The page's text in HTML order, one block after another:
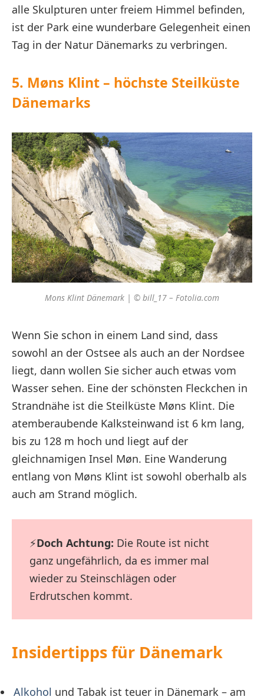
alle Skulpturen unter freiem Himmel befinden,
ist der Park eine wunderbare Gelegenheit einen
Tag in der Natur Dänemarks zu verbringen.
5. Møns Klint – höchste Steilküste
Dänemarks
Mons Klint Dänemark | © bill_17 – Fotolia.com
Wenn Sie schon in einem Land sind, dass
sowohl an der Ostsee als auch an der Nordsee
liegt, dann wollen Sie sicher auch etwas vom
Wasser sehen. Eine der schönsten Fleckchen in
Strandnähe ist die Steilküste Møns Klint. Die
atemberaubende Kalksteinwand ist 6 km lang,
bis zu 128 m hoch und liegt auf der
gleichnamigen Insel Møn. Eine Wanderung
entlang von Møns Klint ist sowohl oberhalb als
auch am Strand möglich.
⚡Doch Achtung: Die Route ist nicht
ganz ungefährlich, da es immer mal
wieder zu Steinschlägen oder
Erdrutschen kommt.
Insidertipps für Dänemark
Alkohol und Tabak ist teuer in Dänemark – am